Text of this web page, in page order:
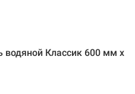
водяной Классик 600 мм x